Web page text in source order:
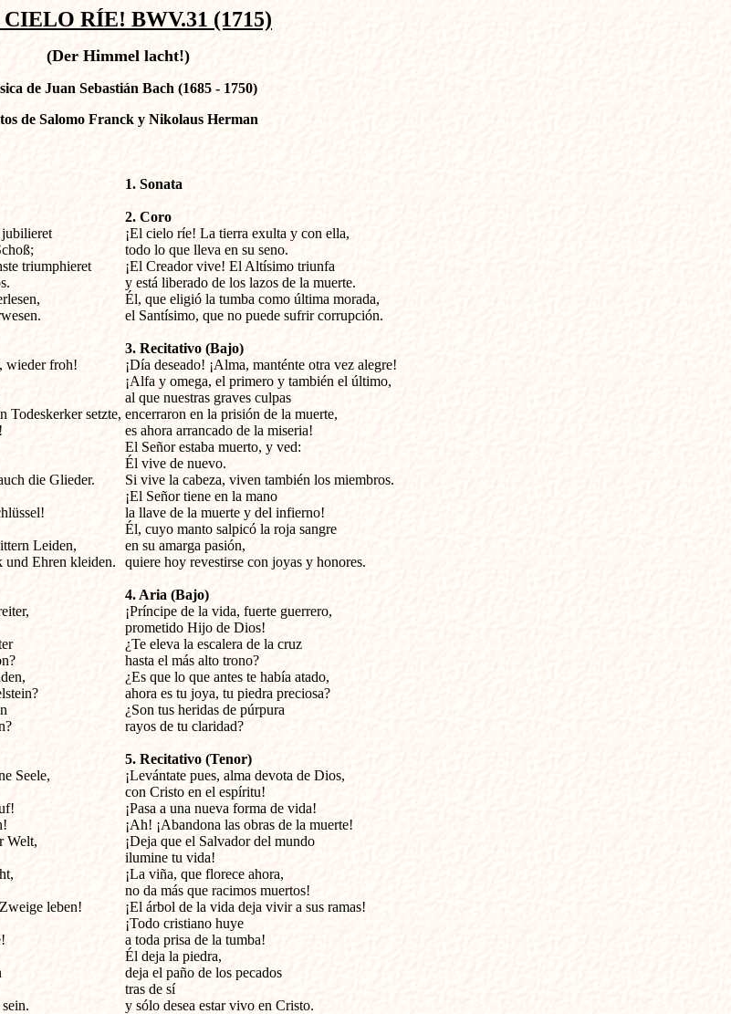
CIELO RÍE! BWV.31 (1715)
(Der Himmel lacht!)
de Juan Sebastián Bach (1685 - 1750)
de Salomo Franck y Nikolaus Herman
triumphieret
wieder froh!
Todeskerker setzte,
die Glieder.
Leiden,
und Ehren kleiden.
Seele,
Welt,
leben!
1. Sonata
2. Coro
¡El cielo ríe! La tierra exulta y con ella,
todo lo que lleva en su seno.
¡El Creador vive! El Altísimo triunfa
y está liberado de los lazos de la muerte.
Él, que eligió la tumba como última morada,
el Santísimo, que no puede sufrir corrupción.
3. Recitativo (Bajo)
¡Día deseado! ¡Alma, manténte otra vez alegre!
¡Alfa y omega, el primero y también el último,
al que nuestras graves culpas
encerraron en la prisión de la muerte,
es ahora arrancado de la miseria!
El Señor estaba muerto, y ved:
Él vive de nuevo.
Si vive la cabeza, viven también los miembros.
¡El Señor tiene en la mano
la llave de la muerte y del infierno!
Él, cuyo manto salpicó la roja sangre
en su amarga pasión,
quiere hoy revestirse con joyas y honores.
4. Aria (Bajo)
¡Príncipe de la vida, fuerte guerrero,
prometido Hijo de Dios!
¿Te eleva la escalera de la cruz
hasta el más alto trono?
¿Es que lo que antes te había atado,
ahora es tu joya, tu piedra preciosa?
¿Son tus heridas de púrpura
rayos de tu claridad?
5. Recitativo (Tenor)
¡Levántate pues, alma devota de Dios,
con Cristo en el espíritu!
¡Pasa a una nueva forma de vida!
¡Ah! ¡Abandona las obras de la muerte!
¡Deja que el Salvador del mundo
ilumine tu vida!
¡La viña, que florece ahora,
no da más que racimos muertos!
¡El árbol de la vida deja vivir a sus ramas!
¡Todo cristiano huye
a toda prisa de la tumba!
Él deja la piedra,
deja el paño de los pecados
tras de sí
y sólo desea estar vivo en Cristo.